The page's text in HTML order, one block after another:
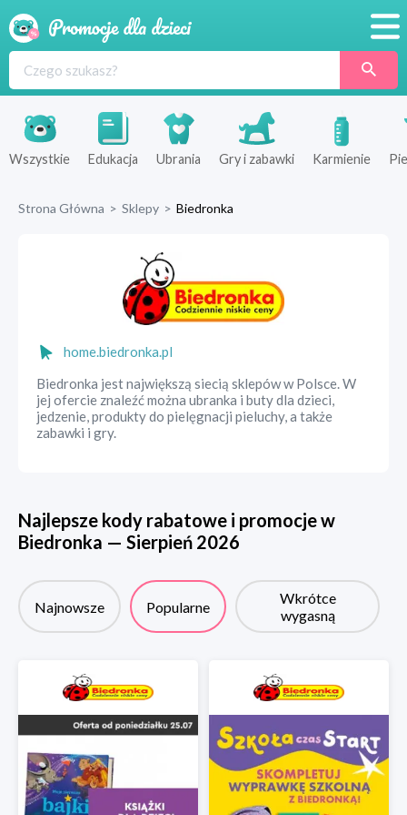
Produkty
Sklepy
Wszystkie Edukacja Ubrania Gry i zabawki Karmienie
Strona Główna > Sklepy > Biedronka
home.biedronka.pl
Biedronka jest największą siecią sklepów w Polsce. W
jej ofercie znaleźć można ubranka i buty dla dzieci,
jedzenie, produkty do pielęgnacji pieluchy, a także
zabawki i gry.
Najlepsze kody rabatowe i promocje w
Biedronka — Sierpień 2026
Najnowsze Popularne
Wkrótce
wygasną